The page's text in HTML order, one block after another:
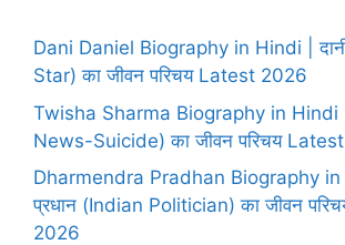
Dani Daniel Biography in Hindi |
Star) का जीवन परिचय Latest 2026
Twisha Sharma Biography in Hindi |
News-Suicide) का जीवन परिचय
Dharmendra Pradhan Biography in
प्रधान (Indian Politician) का जीवन
2026